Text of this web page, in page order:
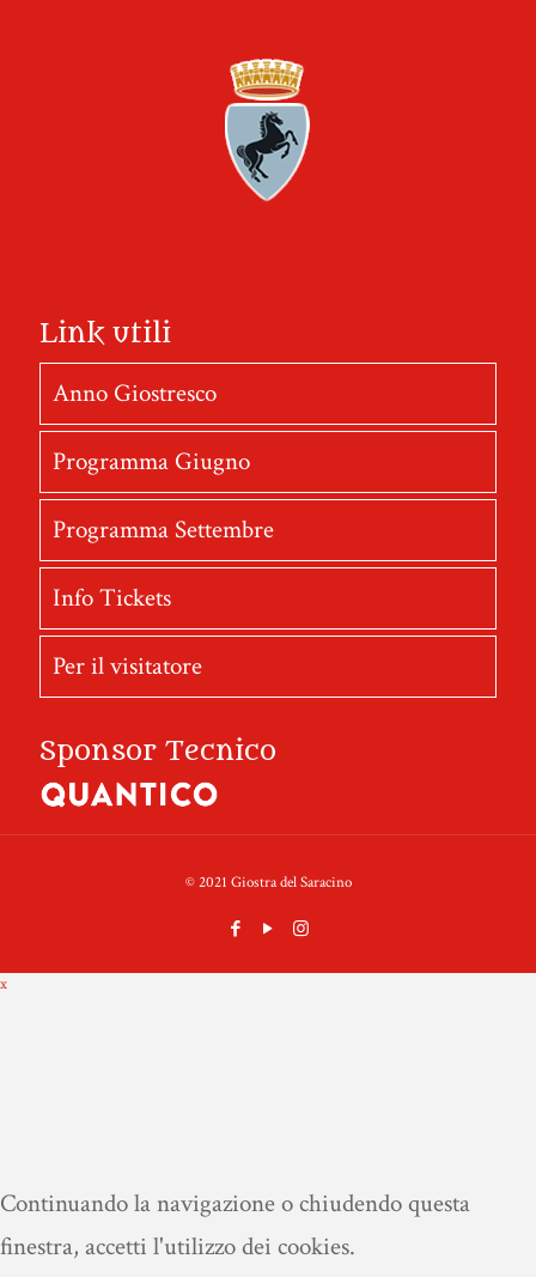
Link utili
Anno Giostresco
Programma Giugno
Programma Settembre
Info Tickets
Per il visitatore
Sponsor Tecnico
© 2021 Giostra del Saracino
x
Continuando la navigazione o chiudendo questa
finestra, accetti l'utilizzo dei cookies.